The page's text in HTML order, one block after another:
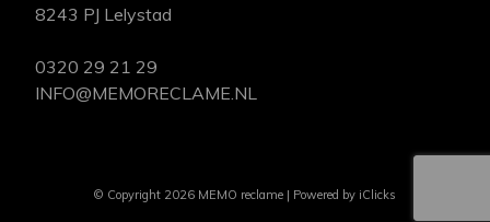
8243 PJ Lelystad
0320 29 21 29
INFO@MEMORECLAME.NL
© Copyright 2026 MEMO reclame | Powered by iClicks